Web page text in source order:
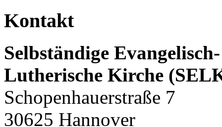
Kontakt
Selbständige Evangelisch-
Lutherische Kirche
Schopenhauerstraße 7
30625 Hannover